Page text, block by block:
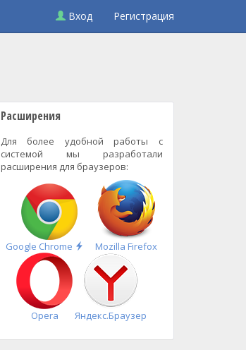
Вход Регистрация
Расширения
Для более удобной работы с
системой мы разработали
расширения для браузеров:
Google Chrome
Быстрая
установка
Mozilla Firefox
Opera Яндекс.Браузер